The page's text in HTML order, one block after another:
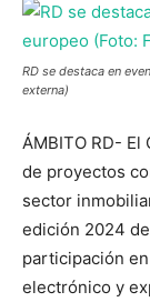
RD se destaca en
externa)
ÁMBITO RD-
de proyectos
sector
edición 2024
participación
electrónico y